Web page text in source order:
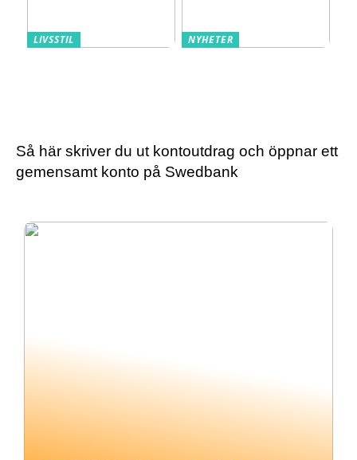
LIVSSTIL NYHETER
Så här skriver du ut kontoutdrag och öppnar ett
gemensamt konto på Swedbank